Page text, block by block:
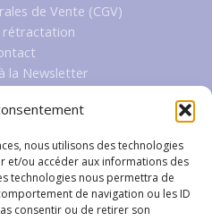
nous utilisons des technologies
et/ou accéder aux informations des
technologies nous permettra de
de navigation ou les ID
consentir ou de retirer son
de Vente (CGV)
la Newsletter